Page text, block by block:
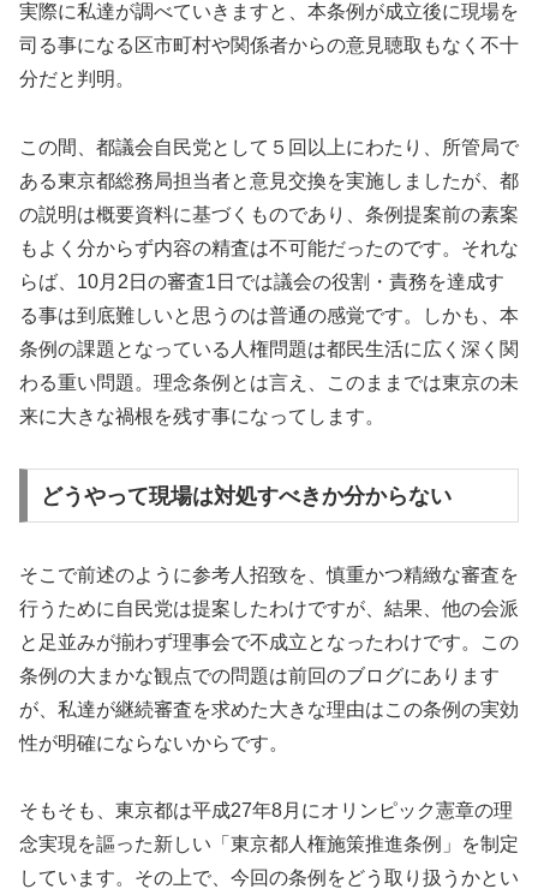
実際に私達が調べていきますと、本条例が成立後に現場を
司る事になる区市町村や関係者からの意見聴取もなく不十
分だと判明。
この間、都議会自民党として５回以上にわたり、所管局で
ある東京都総務局担当者と意見交換を実施しましたが、都
の説明は概要資料に基づくものであり、条例提案前の素案
もよく分からず内容の精査は不可能だったのです。それな
らば、10月2日の審査1日では議会の役割・責務を達成す
る事は到底難しいと思うのは普通の感覚です。しかも、本
条例の課題となっている人権問題は都民生活に広く深く関
わる重い問題。理念条例とは言え、このままでは東京の未
来に大きな禍根を残す事になってします。
どうやって現場は対処すべきか分からない
そこで前述のように参考人招致を、慎重かつ精緻な審査を
行うために自民党は提案したわけですが、結果、他の会派
と足並みが揃わず理事会で不成立となったわけです。この
条例の大まかな観点での問題は前回のブログにあります
が、私達が継続審査を求めた大きな理由はこの条例の実効
性が明確にならないからです。
そもそも、東京都は平成27年8月にオリンピック憲章の理
念実現を謳った新しい「東京都人権施策推進条例」を制定
しています。その上で、今回の条例をどう取り扱うかとい